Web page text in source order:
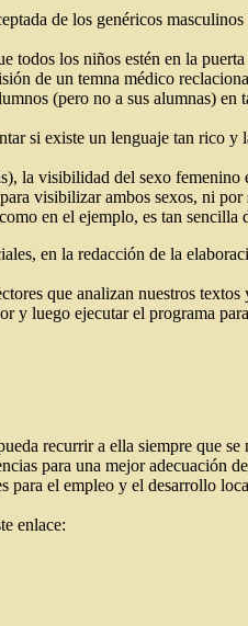
de los genéricos
los niños estén en la
de un temna médico
(pero no a sus alumnas)
si existe un lenguaje tan rico
visibilidad del sexo femenino
visibilizar ambos sexos, ni
en el ejemplo, es tan
en la redacción de la
que analizan nuestros
y luego ejecutar el programa
recurrir a ella siempre que se
para una mejor adecuación
para el empleo y el desarrollo
enlace: